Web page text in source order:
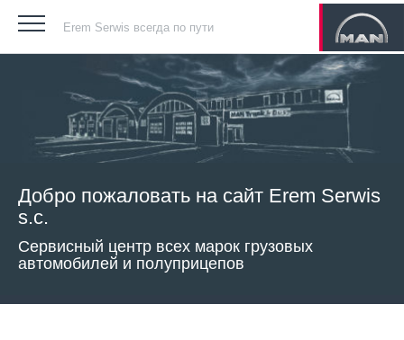
Erem Serwis всегда по пути
Добро пожаловать на сайт Erem Serwis
s.c.
Сервисный центр всех марок грузовых
автомобилей и полуприцепов